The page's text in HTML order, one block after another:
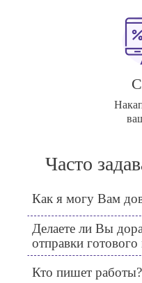
Часто
Как я могу Вам
Делаете ли Вы
отправки готового
Кто пишет работы?